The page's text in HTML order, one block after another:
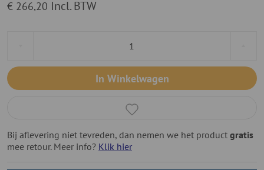
€ 266,20 Incl. BTW
In Winkelwagen
Bij aflevering niet tevreden, dan nemen we het product gratis
mee retour. Meer info? Klik hier